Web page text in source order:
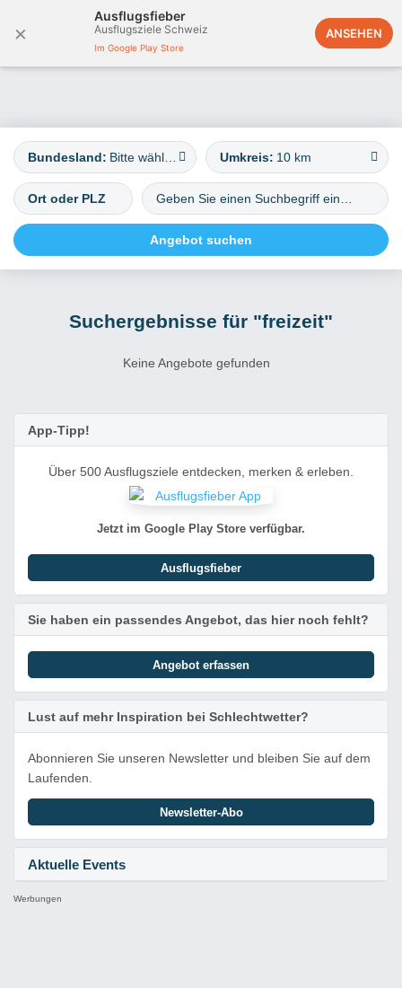
×
Ausflugsfieber
Ausflugsziele Schweiz
Im Google Play Store
ANSEHEN
Österreich
Bundesland: Umkreis: 10 km
Suchergebnisse für "freizeit"
Keine Angebote gefunden
Aktuelle Events
App-Tipp!
Über 500 Ausflugsziele entdecken, merken & erleben.
Jetzt im Google Play Store verfügbar.
Ausflugsfieber
Sie haben ein passendes Angebot, das hier noch fehlt?
Angebot erfassen
Lust auf mehr Inspiration bei Schlechtwetter?
Abonnieren Sie unseren Newsletter und bleiben Sie auf dem
Laufenden.
Newsletter-Abo
Werbungen